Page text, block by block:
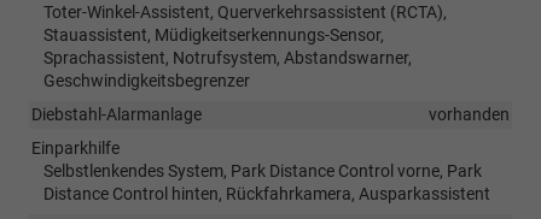
Toter-Winkel-Assistent, Querverkehrsassistent (RCTA),
Stauassistent, Müdigkeitserkennungs-Sensor,
Sprachassistent, Notrufsystem, Abstandswarner,
Geschwindigkeitsbegrenzer
Diebstahl-Alarmanlage
vorhanden
Einparkhilfe
Selbstlenkendes System, Park Distance Control vorne, Park
Distance Control hinten, Rückfahrkamera, Ausparkassistent